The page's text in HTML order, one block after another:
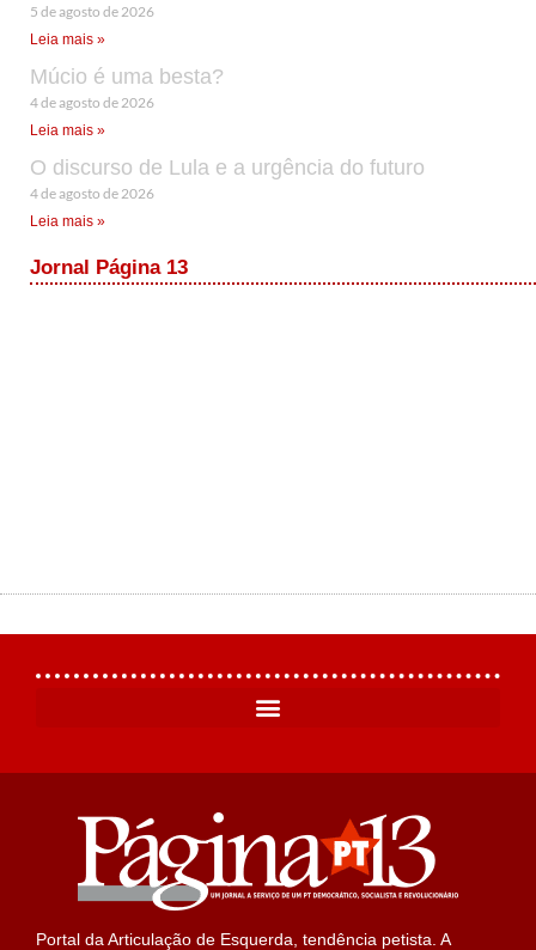
5 de agosto de 2026
Leia mais »
Múcio é uma besta?
4 de agosto de 2026
Leia mais »
O discurso de Lula e a urgência do futuro
4 de agosto de 2026
Leia mais »
Jornal Página 13
Portal da Articulação de Esquerda, tendência petista. A